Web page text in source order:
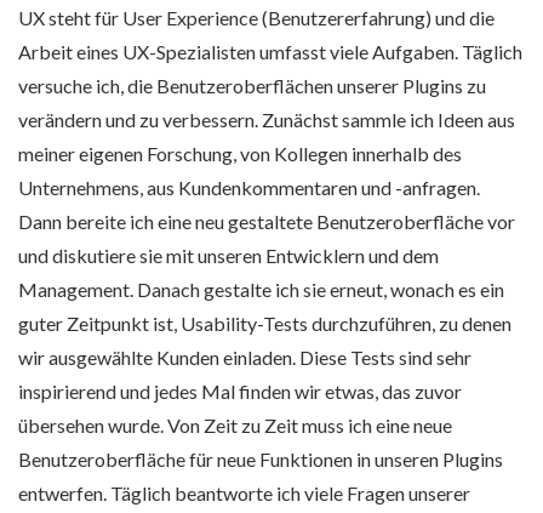
UX steht für User Experience (Benutzererfahrung) und die
Arbeit eines UX-Spezialisten umfasst viele Aufgaben. Täglich
versuche ich, die Benutzeroberflächen unserer Plugins zu
verändern und zu verbessern. Zunächst sammle ich Ideen aus
meiner eigenen Forschung, von Kollegen innerhalb des
Unternehmens, aus Kundenkommentaren und -anfragen.
Dann bereite ich eine neu gestaltete Benutzeroberfläche vor
und diskutiere sie mit unseren Entwicklern und dem
Management. Danach gestalte ich sie erneut, wonach es ein
guter Zeitpunkt ist, Usability-Tests durchzuführen, zu denen
wir ausgewählte Kunden einladen. Diese Tests sind sehr
inspirierend und jedes Mal finden wir etwas, das zuvor
übersehen wurde. Von Zeit zu Zeit muss ich eine neue
Benutzeroberfläche für neue Funktionen in unseren Plugins
entwerfen. Täglich beantworte ich viele Fragen unserer